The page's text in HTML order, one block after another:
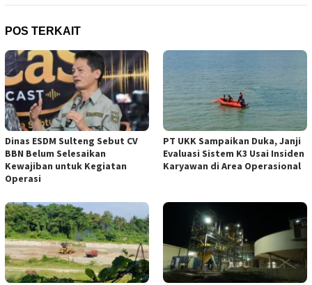
POS TERKAIT
Dinas ESDM Sulteng Sebut CV
BBN Belum Selesaikan
Kewajiban untuk Kegiatan
Operasi
PT UKK Sampaikan Duka, Janji
Evaluasi Sistem K3 Usai Insiden
Karyawan di Area Operasional